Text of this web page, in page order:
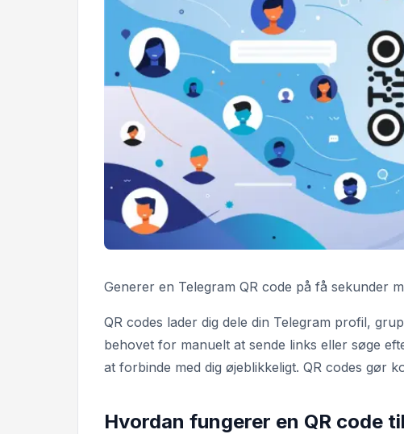
Generer en Telegram QR code på få sekunder
QR codes lader dig dele din Telegram profil,
behovet for manuelt at sende links eller søge
at forbinde med dig øjeblikkeligt. QR codes gør
Hvordan fungerer en QR code